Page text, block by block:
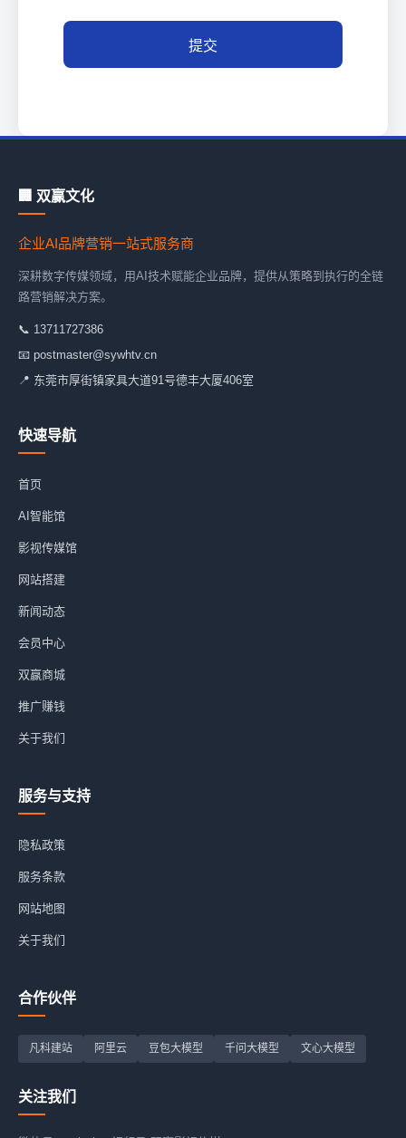
提交
🏢 双赢文化
企业AI品牌营销一站式服务商
深耕数字传媒领域，用AI技术赋能企业品牌，提供从策略到执行的全链
路营销解决方案。
📞 13711727386
📧 postmaster@sywhtv.cn
📍 东莞市厚街镇家具大道91号德丰大厦406室
快速导航
首页
AI智能馆
影视传媒馆
网站搭建
新闻动态
会员中心
双赢商城
推广赚钱
关于我们
服务与支持
隐私政策
服务条款
网站地图
关于我们
合作伙伴
凡科建站 阿里云 豆包大模型 千问大模型 文心大模型
关注我们